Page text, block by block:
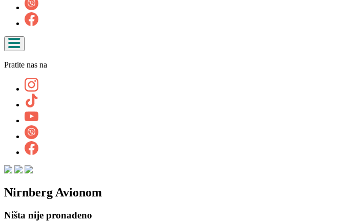
Pratite nas na
Nirnberg Avionom
Ništa nije pronađeno